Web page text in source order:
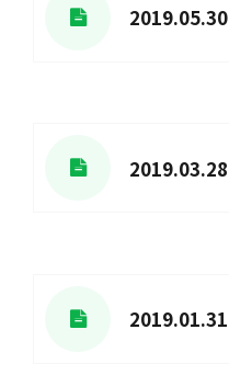
2019.05.30
2019.03.28
2019.01.31